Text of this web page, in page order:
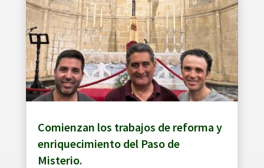
Comienzan los trabajos de reforma y
enriquecimiento del Paso de
Misterio.